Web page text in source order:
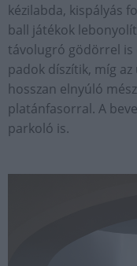
kézilabda, kispályás
ball játékok
távolugró gödörrel is
padok díszítik, míg
hosszan elnyúló
platánfasorral. A
parkoló is.